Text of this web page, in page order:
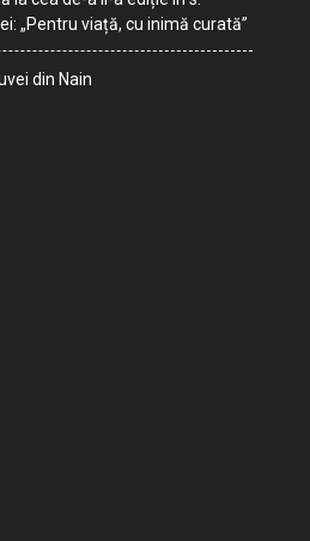
„Pentru viață, cu inimă curată”
din Nain